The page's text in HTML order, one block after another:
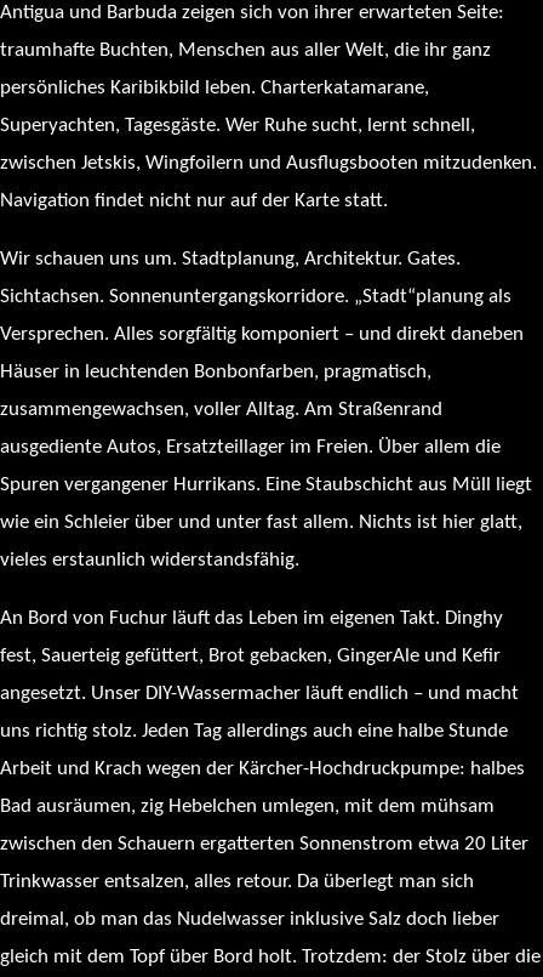
Antigua und Barbuda zeigen sich von ihrer erwarteten Seite:
traumhafte Buchten, Menschen aus aller Welt, die ihr ganz
persönliches Karibikbild leben. Charterkatamarane,
Superyachten, Tagesgäste. Wer Ruhe sucht, lernt schnell,
zwischen Jetskis, Wingfoilern und Ausflugsbooten mitzudenken.
Navigation findet nicht nur auf der Karte statt.
Wir schauen uns um. Stadtplanung, Architektur. Gates.
Sichtachsen. Sonnenuntergangskorridore. „Stadt“planung als
Versprechen. Alles sorgfältig komponiert – und direkt daneben
Häuser in leuchtenden Bonbonfarben, pragmatisch,
zusammengewachsen, voller Alltag. Am Straßenrand
ausgediente Autos, Ersatzteillager im Freien. Über allem die
Spuren vergangener Hurrikans. Eine Staubschicht aus Müll liegt
wie ein Schleier über und unter fast allem. Nichts ist hier glatt,
vieles erstaunlich widerstandsfähig.
An Bord von Fuchur läuft das Leben im eigenen Takt. Dinghy
fest, Sauerteig gefüttert, Brot gebacken, GingerAle und Kefir
angesetzt. Unser DIY-Wassermacher läuft endlich – und macht
uns richtig stolz. Jeden Tag allerdings auch eine halbe Stunde
Arbeit und Krach wegen der Kärcher-Hochdruckpumpe: halbes
Bad ausräumen, zig Hebelchen umlegen, mit dem mühsam
zwischen den Schauern ergatterten Sonnenstrom etwa 20 Liter
Trinkwasser entsalzen, alles retour. Da überlegt man sich
dreimal, ob man das Nudelwasser inklusive Salz doch lieber
gleich mit dem Topf über Bord holt. Trotzdem: der Stolz über die